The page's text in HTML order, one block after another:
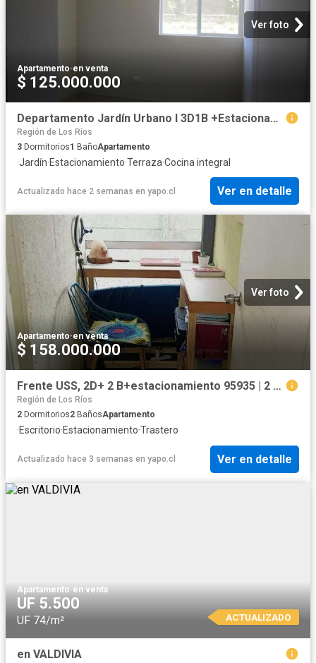
Ver foto
Apartamento·en venta
$ 125.000.000
Departamento Jardín Urbano I 3D1B +Estacionamiento | 3 Dormitorios por 125000. 00 en Valdivia
Región de Los Ríos
3 Dormitorios1 BañoApartamento
·Jardín·Estacionamiento·Terraza·Cocina integral
Actualizado hace 2 semanas en yapo.cl Ver en detalle
Ver foto
Apartamento·en venta
$ 158.000.000
Frente USS, 2D+ 2 B+estacionamiento 95935 | 2 Dormitorios por 158000. 00 en Valdivia
Región de Los Ríos
2 Dormitorios2 BañosApartamento
·Escritorio·Estacionamiento·Trastero
Actualizado hace 3 semanas en yapo.cl Ver en detalle
Apartamento·en venta
UF 5.500
UF 74/m² ACTUALIZADO
en VALDIVIA